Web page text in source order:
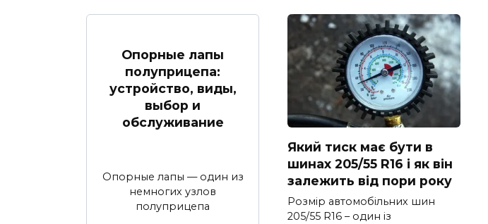
Опорные лапы
полуприцепа:
устройство, виды,
выбор и
обслуживание
Опорные лапы — один из
немногих узлов
полуприцепа
Який тиск має бути в
шинах 205/55 R16 і як він
залежить від пори року
Розмір автомобільних шин
205/55 R16 – один із